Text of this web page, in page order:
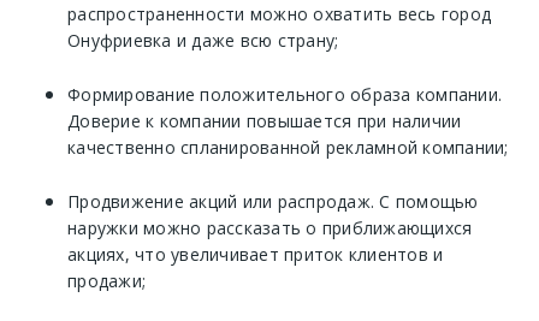
распространенности можно охватить весь город
Онуфриевка и даже всю страну;
Формирование положительного образа компании.
Доверие к компании повышается при наличии
качественно спланированной рекламной компании;
Продвижение акций или распродаж. С помощью
наружки можно рассказать о приближающихся
акциях, что увеличивает приток клиентов и
продажи;